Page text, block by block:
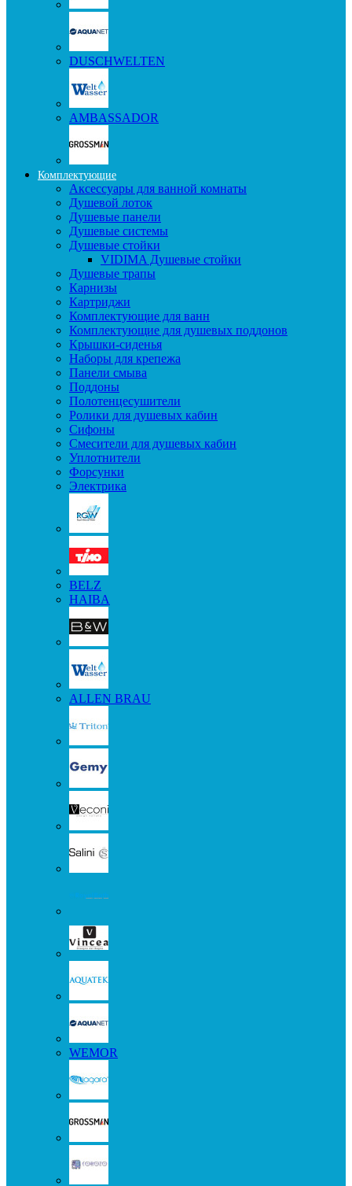
DUSCHWELTEN
AMBASSADOR
Комплектующие
Аксессуары для ванной комнаты
Душевой лоток
Душевые панели
Душевые системы
Душевые стойки
VIDIMA Душевые стойки
Душевые трапы
Карнизы
Картриджи
Комплектующие для ванн
Комплектующие для душевых поддонов
Крышки-сиденья
Наборы для крепежа
Панели смыва
Поддоны
Полотенцесушители
Ролики для душевых кабин
Сифоны
Смесители для душевых кабин
Уплотнители
Форсунки
Электрика
BELZ
HAIBA
ALLEN BRAU
WEMOR